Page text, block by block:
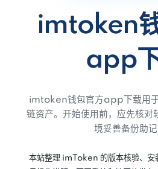
imtoken
app
imtoken钱包官方app下载用
链资产。开始使用前，应先核对
境妥善备份助记
本站整理 imToken 的版本核验、安